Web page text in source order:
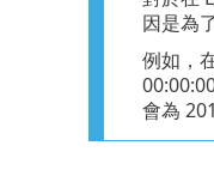
因是為
例如，
會為